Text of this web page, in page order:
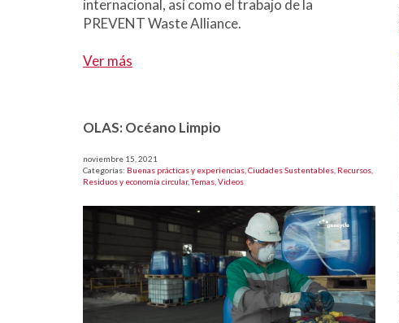
internacional, así como el trabajo de la
PREVENT Waste Alliance.
Ver más
OLAS: Océano Limpio
noviembre 15, 2021
Categorías: Buenas prácticas y experiencias, Ciudades Sustentables, Recursos,
Residuos y economía circular,Temas, Videos